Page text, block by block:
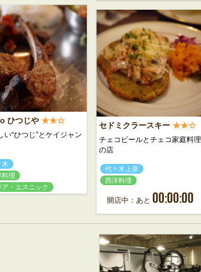
ひつじや ★★☆
い“ひつじ”とケイジャン
木
料理
ア・エスニック
セドミクラースキー ★★☆
チェコビールとチェコ家庭料理
の店
代々木上原
西洋料理
開店中：あと 00:00:00